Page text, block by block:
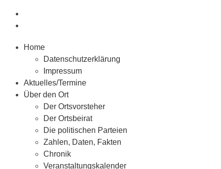
Home
Datenschutzerklärung
Impressum
Aktuelles/Termine
Über den Ort
Der Ortsvorsteher
Der Ortsbeirat
Die politischen Parteien
Zahlen, Daten, Fakten
Chronik
Veranstaltungskalender